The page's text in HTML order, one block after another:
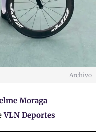
Archivo
Moraga
VLN Deportes